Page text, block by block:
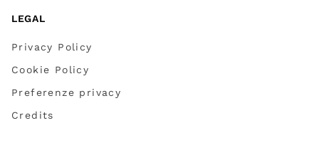
LEGAL
Privacy Policy
Cookie Policy
Preferenze privacy
Credits